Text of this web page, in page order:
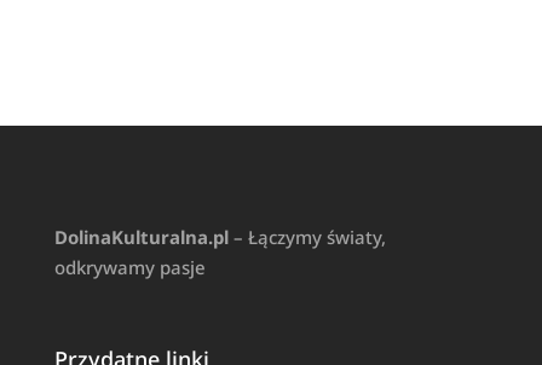
DolinaKulturalna.pl– Łączymy światy,
odkrywamy pasje
Przydatne linki